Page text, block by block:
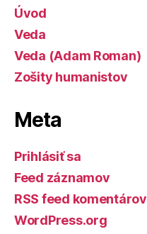
Úvod
Veda
Veda (Adam Roman)
Zošity humanistov
Meta
Prihlásiť sa
Feed záznamov
RSS feed komentárov
WordPress.org